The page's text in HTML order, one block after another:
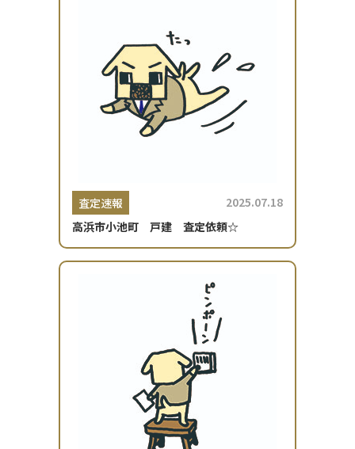
査定速報
2025.07.18
高浜市小池町 戸建 査定依頼☆